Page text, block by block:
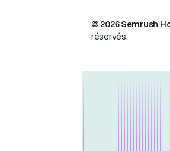
© 2026 Semrush
réservés.